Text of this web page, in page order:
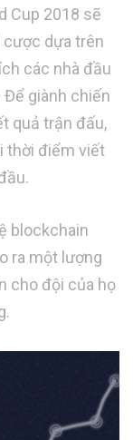
Cup 2018 sẽ
dựa trên
các nhà đầu
Để giành chiến
quả trận đấu,
thời điểm viết
blockchain
ra một lượng
cho đội của họ